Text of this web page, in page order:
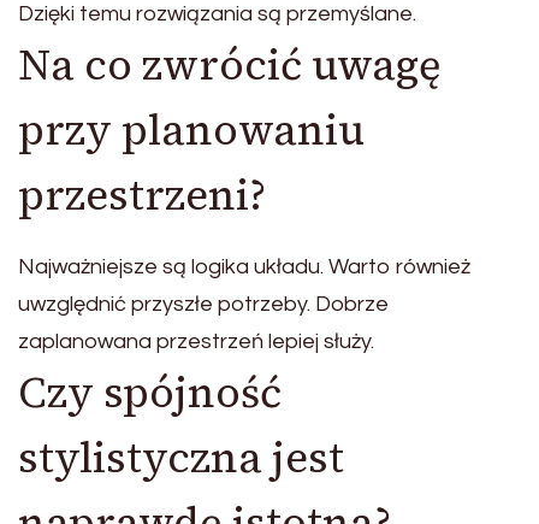
Dzięki temu rozwiązania są przemyślane.
Na co zwrócić uwagę
przy planowaniu
przestrzeni?
Najważniejsze są logika układu. Warto również
uwzględnić przyszłe potrzeby. Dobrze
zaplanowana przestrzeń lepiej służy.
Czy spójność
stylistyczna jest